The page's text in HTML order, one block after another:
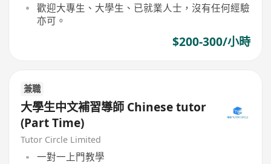
歡迎大專生、大學生、已就業人士，沒有任何經驗
亦可。
$200-300/小時
兼職
大學生中文補習導師 Chinese tutor
(Part Time)
Tutor Circle Limited
一對一上門教學